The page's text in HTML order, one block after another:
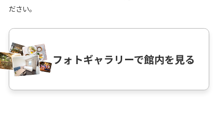
ださい。
フォトギャラリーで館内を見る